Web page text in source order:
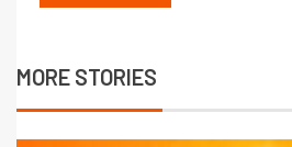
MORE STORIES